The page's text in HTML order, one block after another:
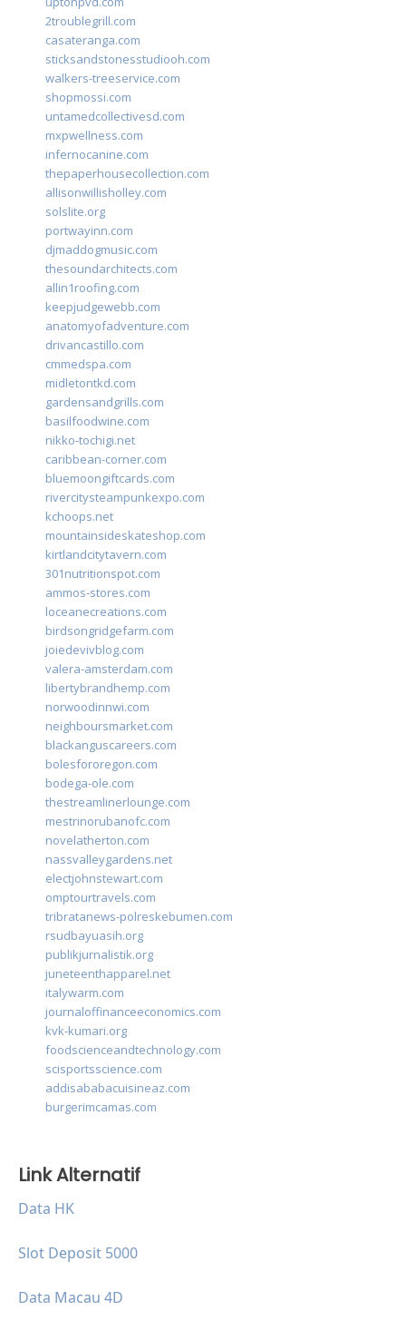
2troublegrill.com
casateranga.com
sticksandstonesstudiooh.com
walkers-treeservice.com
shopmossi.com
untamedcollectivesd.com
mxpwellness.com
infernocanine.com
thepaperhousecollection.com
allisonwillisholley.com
solslite.org
portwayinn.com
djmaddogmusic.com
thesoundarchitects.com
allin1roofing.com
keepjudgewebb.com
anatomyofadventure.com
drivancastillo.com
cmmedspa.com
midletontkd.com
gardensandgrills.com
basilfoodwine.com
nikko-tochigi.net
caribbean-corner.com
bluemoongiftcards.com
rivercitysteampunkexpo.com
kchoops.net
mountainsideskateshop.com
kirtlandcitytavern.com
301nutritionspot.com
ammos-stores.com
loceanecreations.com
birdsongridgefarm.com
joiedevivblog.com
valera-amsterdam.com
libertybrandhemp.com
norwoodinnwi.com
neighboursmarket.com
blackanguscareers.com
bolesfororegon.com
bodega-ole.com
thestreamlinerlounge.com
mestrinorubanofc.com
novelatherton.com
nassvalleygardens.net
electjohnstewart.com
omptourtravels.com
tribratanews-polreskebumen.com
rsudbayuasih.org
publikjurnalistik.org
juneteenthapparel.net
italywarm.com
journaloffinanceeconomics.com
kvk-kumari.org
foodscienceandtechnology.com
scisportsscience.com
addisababacuisineaz.com
burgerimcamas.com
Link Alternatif
Data HK
Slot Deposit 5000
Data Macau 4D